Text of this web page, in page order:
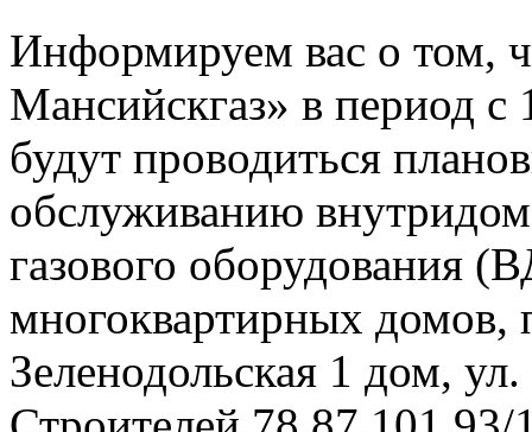
Информируем вас о том,
Мансийскгаз» в период с
будут проводиться
обслуживанию
газового
многоквартирных
Зеленодольская 1 дом,